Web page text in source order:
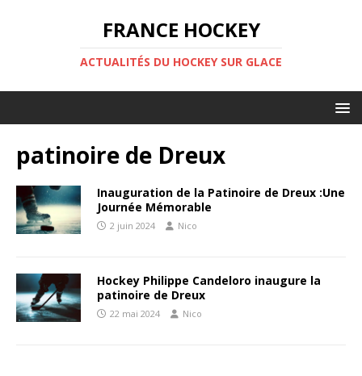
FRANCE HOCKEY
ACTUALITÉS DU HOCKEY SUR GLACE
patinoire de Dreux
Inauguration de la Patinoire de Dreux :Une
Journée Mémorable
2 juin 2024 Nico
Hockey Philippe Candeloro inaugure la
patinoire de Dreux
22 mai 2024 Nico